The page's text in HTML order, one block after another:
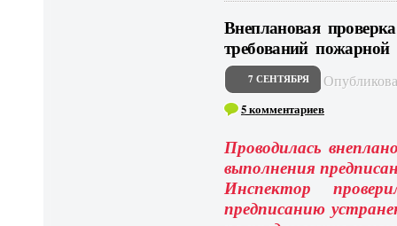
Внеплановая
требований пожарной
7 СЕНТЯБРЯ
5 комментариев
Проводилась
выполнения
Инспектор
предписанию